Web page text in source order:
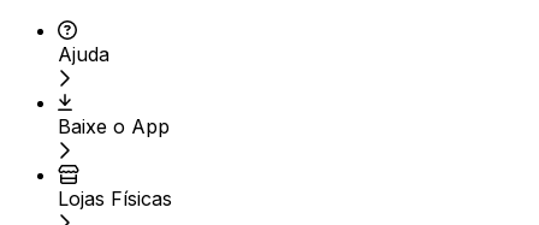
Ajuda
Baixe o App
Lojas Físicas